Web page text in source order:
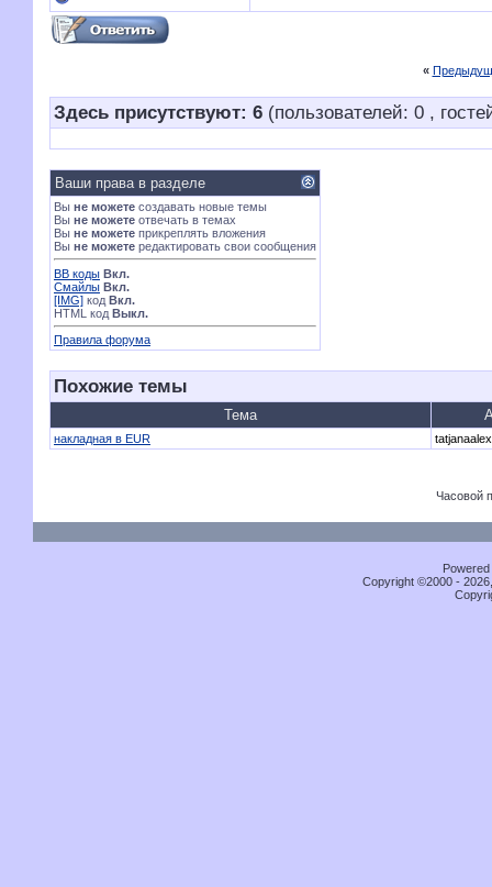
«
Здесь присутствуют: 6 (пользователей: 0 ,
Ваши права в разделе
Вы не можете создавать новые темы
Вы не можете отвечать в темах
Вы не можете прикреплять вложения
Вы не можете редактировать свои сообщения
BB коды Вкл.
Смайлы Вкл.
[IMG] код Вкл.
HTML код Выкл.
Правила форума
Похожие темы
Тема
накладная в EUR tatjanaalex
Часовой
Copyright ©2000 -